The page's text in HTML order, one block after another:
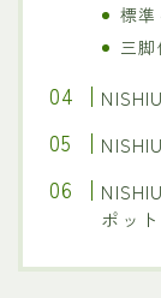
標準
三
ポット